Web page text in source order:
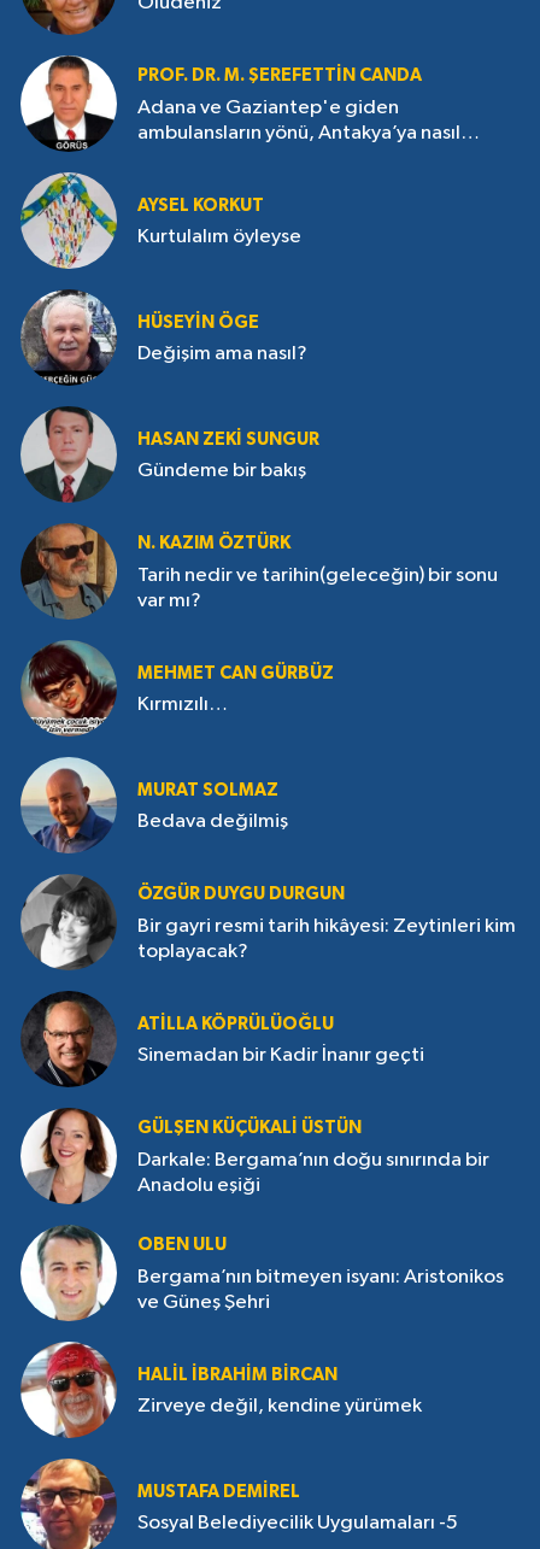
PROF. DR. M. ŞEREFETTIN CANDA
Adana ve Gaziantep'e giden
ambulansların yönü, Antakya’ya nasıl
AYSEL KORKUT
Kurtulalım öyleyse
HÜSEYIN ÖGE
Değişim ama nasıl?
HASAN ZEKI SUNGUR
Gündeme bir bakış
N. KAZIM ÖZTÜRK
Tarih nedir ve tarihin(geleceğin) bir sonu
var mı?
MEHMET CAN GÜRBÜZ
Kırmızılı…
MURAT SOLMAZ
Bedava değilmiş
ÖZGÜR DUYGU DURGUN
Bir gayri resmi tarih hikâyesi: Zeytinleri kim
toplayacak?
ATILLA KÖPRÜLÜOĞLU
Sinemadan bir Kadir İnanır geçti
GÜLŞEN KÜÇÜKALI ÜSTÜN
Darkale: Bergama’nın doğu sınırında bir
Anadolu eşiği
OBEN ULU
Bergama’nın bitmeyen isyanı: Aristonikos
ve Güneş Şehri
HALIL İBRAHIM BIRCAN
Zirveye değil, kendine yürümek
MUSTAFA DEMIREL
Sosyal Belediyecilik Uygulamaları -5